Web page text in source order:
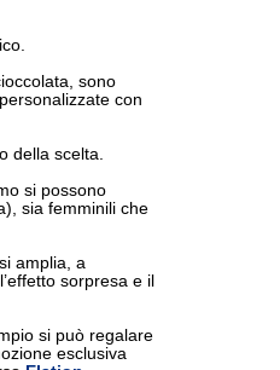
sono
con
della scelta.
si possono
sia femminili che
amplia, a
sorpresa e il
si può regalare
esclusiva